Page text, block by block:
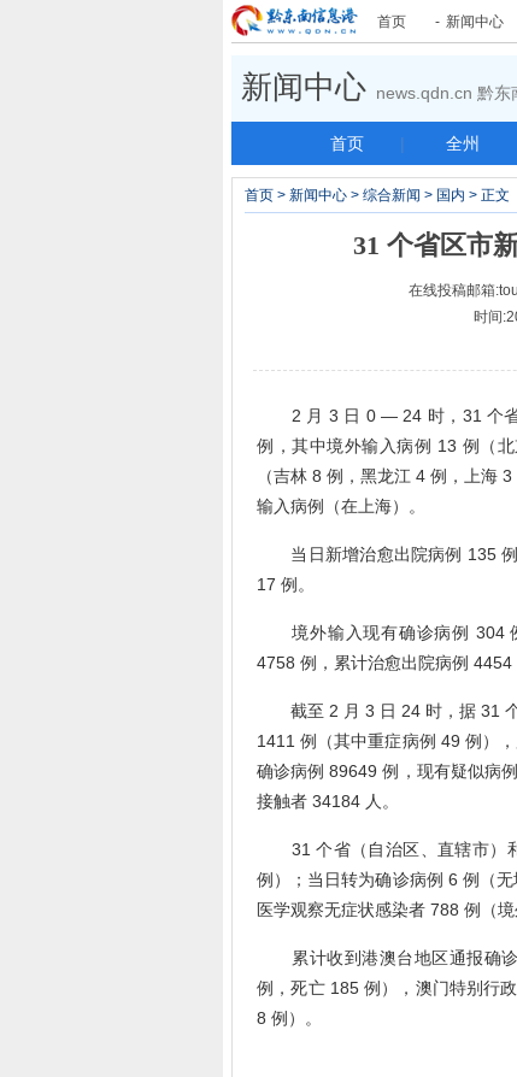
首页 - 新闻中心
新闻中心 news.qdn.cn 黔东
首页 | 全州
首页 > 新闻中心 > 综合新闻 > 国内 > 正文
31 个省区市
在线投稿邮箱
时间
2 月 3 日 0 — 24 时，31 个省
例，其中境外输入病例 13 例（
（吉林 8 例，黑龙江 4 例，上海
输入病例（在上海）。
当日新增治愈出院病例 135 例
17 例。
境外输入现有确诊病例 304
4758 例，累计治愈出院病例 4454
截至 2 月 3 日 24 时，据 31 个
1411 例（其中重症病例 49 例）
确诊病例 89649 例，现有疑似病
接触者 34184 人。
31 个省（自治区、直辖市）和
例）；当日转为确诊病例 6 例（
医学观察无症状感染者 788 例（境
累计收到港澳台地区通报确诊
例，死亡 185 例），澳门特别行
8 例）。